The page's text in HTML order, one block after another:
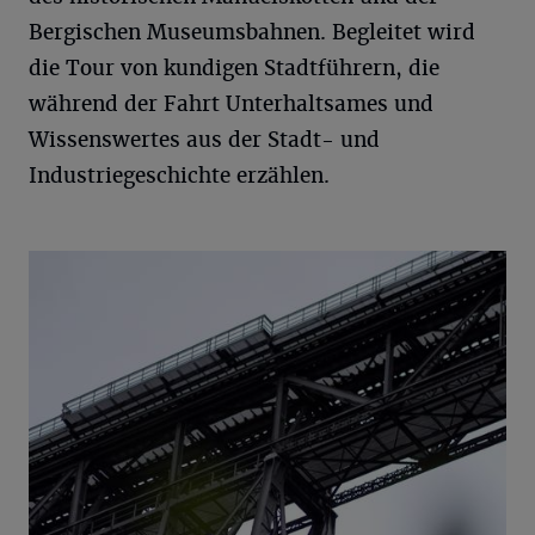
Bergischen Museumsbahnen. Begleitet wird
die Tour von kundigen Stadtführern, die
während der Fahrt Unterhaltsames und
Wissenswertes aus der Stadt- und
Industriegeschichte erzählen.